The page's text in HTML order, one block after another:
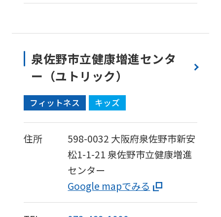
泉佐野市立健康増進センタ
ー（ユトリック）
フィットネス キッズ
住所 598-0032 大阪府泉佐野市新安
松1-1-21泉佐野市立健康増進
センター
Google mapでみる